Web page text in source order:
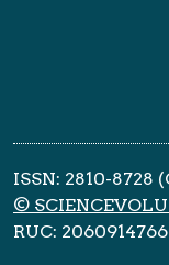
ISSN: 2810-8728
©
RUC: